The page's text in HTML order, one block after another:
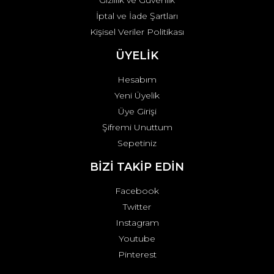
İptal ve İade Şartları
Kişisel Veriler Politikası
ÜYELİK
Hesabım
Yeni Üyelik
Üye Girişi
Şifremi Unuttum
Sepetiniz
BİZİ TAKİP EDİN
Facebook
Twitter
Instagram
Youtube
Pinterest